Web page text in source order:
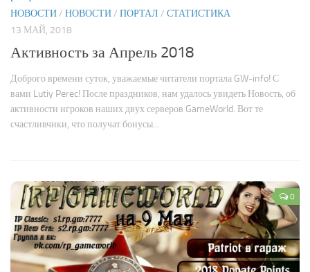
НОВОСТИ/ НОВОСТИ/ ПОРТАЛ / СТАТИСТИКА
13 МАЙ, 2018
Активность за Апрель 2018
Доброго времени суток, уважаемые читатели портала GW-info! С
вами Lutiy Perec! После праздников, нам удалось увидеть Новость, об
активности игроков наших двух серверов GameWorld. Вот те
счастливчики, что получат бонусы...
0